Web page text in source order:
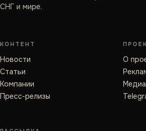
СНГ и мире.
КОНТЕНТ
Новости
Статьи
Компании
Пресс-релизы
О